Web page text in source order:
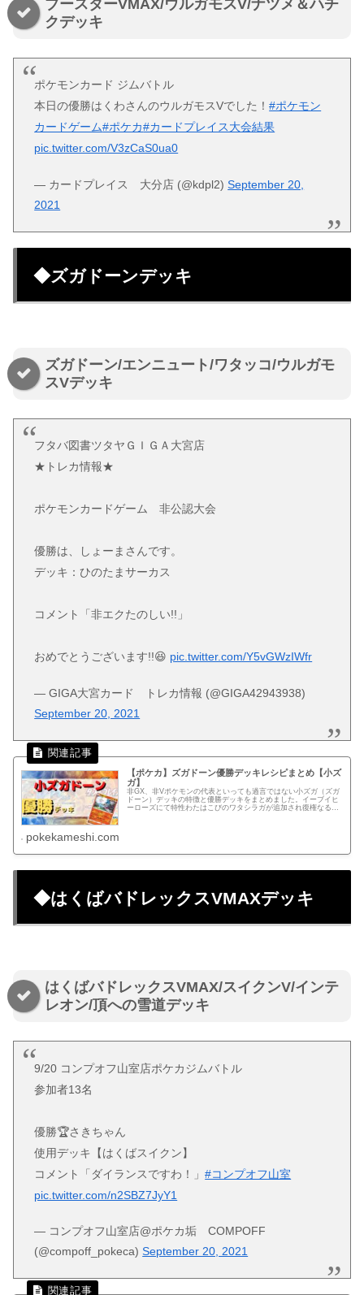
ブースターVMAX/ウルガモスV/ナツメ＆ハチ
クデッキ
ポケモンカード ジムバトル
本日の優勝はくわさんのウルガモスVでした！#ポケモン
カードゲーム#ポケカ#カードプレイス大会結果
pic.twitter.com/V3zCaS0ua0
— カードプレイス 大分店 (@kdpl2)September 20,
2021
◆ズガドーンデッキ
ズガドーン/エンニュート/ワタッコ/ウルガモ
スVデッキ
フタバ図書ツタヤＧＩＧＡ大宮店
★トレカ情報★
ポケモンカードゲーム 非公認大会
優勝は、しょーまさんです。
デッキ：ひのたまサーカス
コメント「非エクたのしい!!」
おめでとうございます!!😆 pic.twitter.com/Y5vGWzIWfr
— GIGA大宮カード トレカ情報 (@GIGA42943938)
September 20, 2021
【ポケカ】ズガドーン優勝デッキレシピまとめ【小ズ
ガ】
非GX、非Vポケモンの代表といっても過言ではない小ズガ（ズガ
ドーン）デッキの特徴と優勝デッキをまとめました。イーブイヒ
ーローズにて特性わたはこびのワタシラガが追加され復権なる
pokekameshi.com
◆はくばバドレックスVMAXデッキ
はくばバドレックスVMAX/スイクンV/インテ
レオン/頂への雪道デッキ
9/20 コンプオフ山室店ポケカジムバトル
参加者13名
優勝🏆さきちゃん
使用デッキ【はくばスイクン】
コメント「ダイランスですわ！」#コンプオフ山室
pic.twitter.com/n2SBZ7JyY1
— コンプオフ山室店@ポケカ垢 COMPOFF
(@compoff_pokeca)September 20, 2021